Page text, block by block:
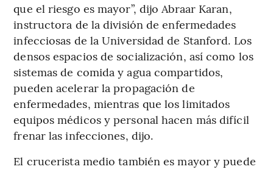
que el riesgo es mayor”, dijo Abraar Karan,
instructora de la división de enfermedades
infecciosas de la Universidad de Stanford. Los
densos espacios de socialización, así como los
sistemas de comida y agua compartidos,
pueden acelerar la propagación de
enfermedades, mientras que los limitados
equipos médicos y personal hacen más difícil
frenar las infecciones, dijo.
El crucerista medio también es mayor y puede